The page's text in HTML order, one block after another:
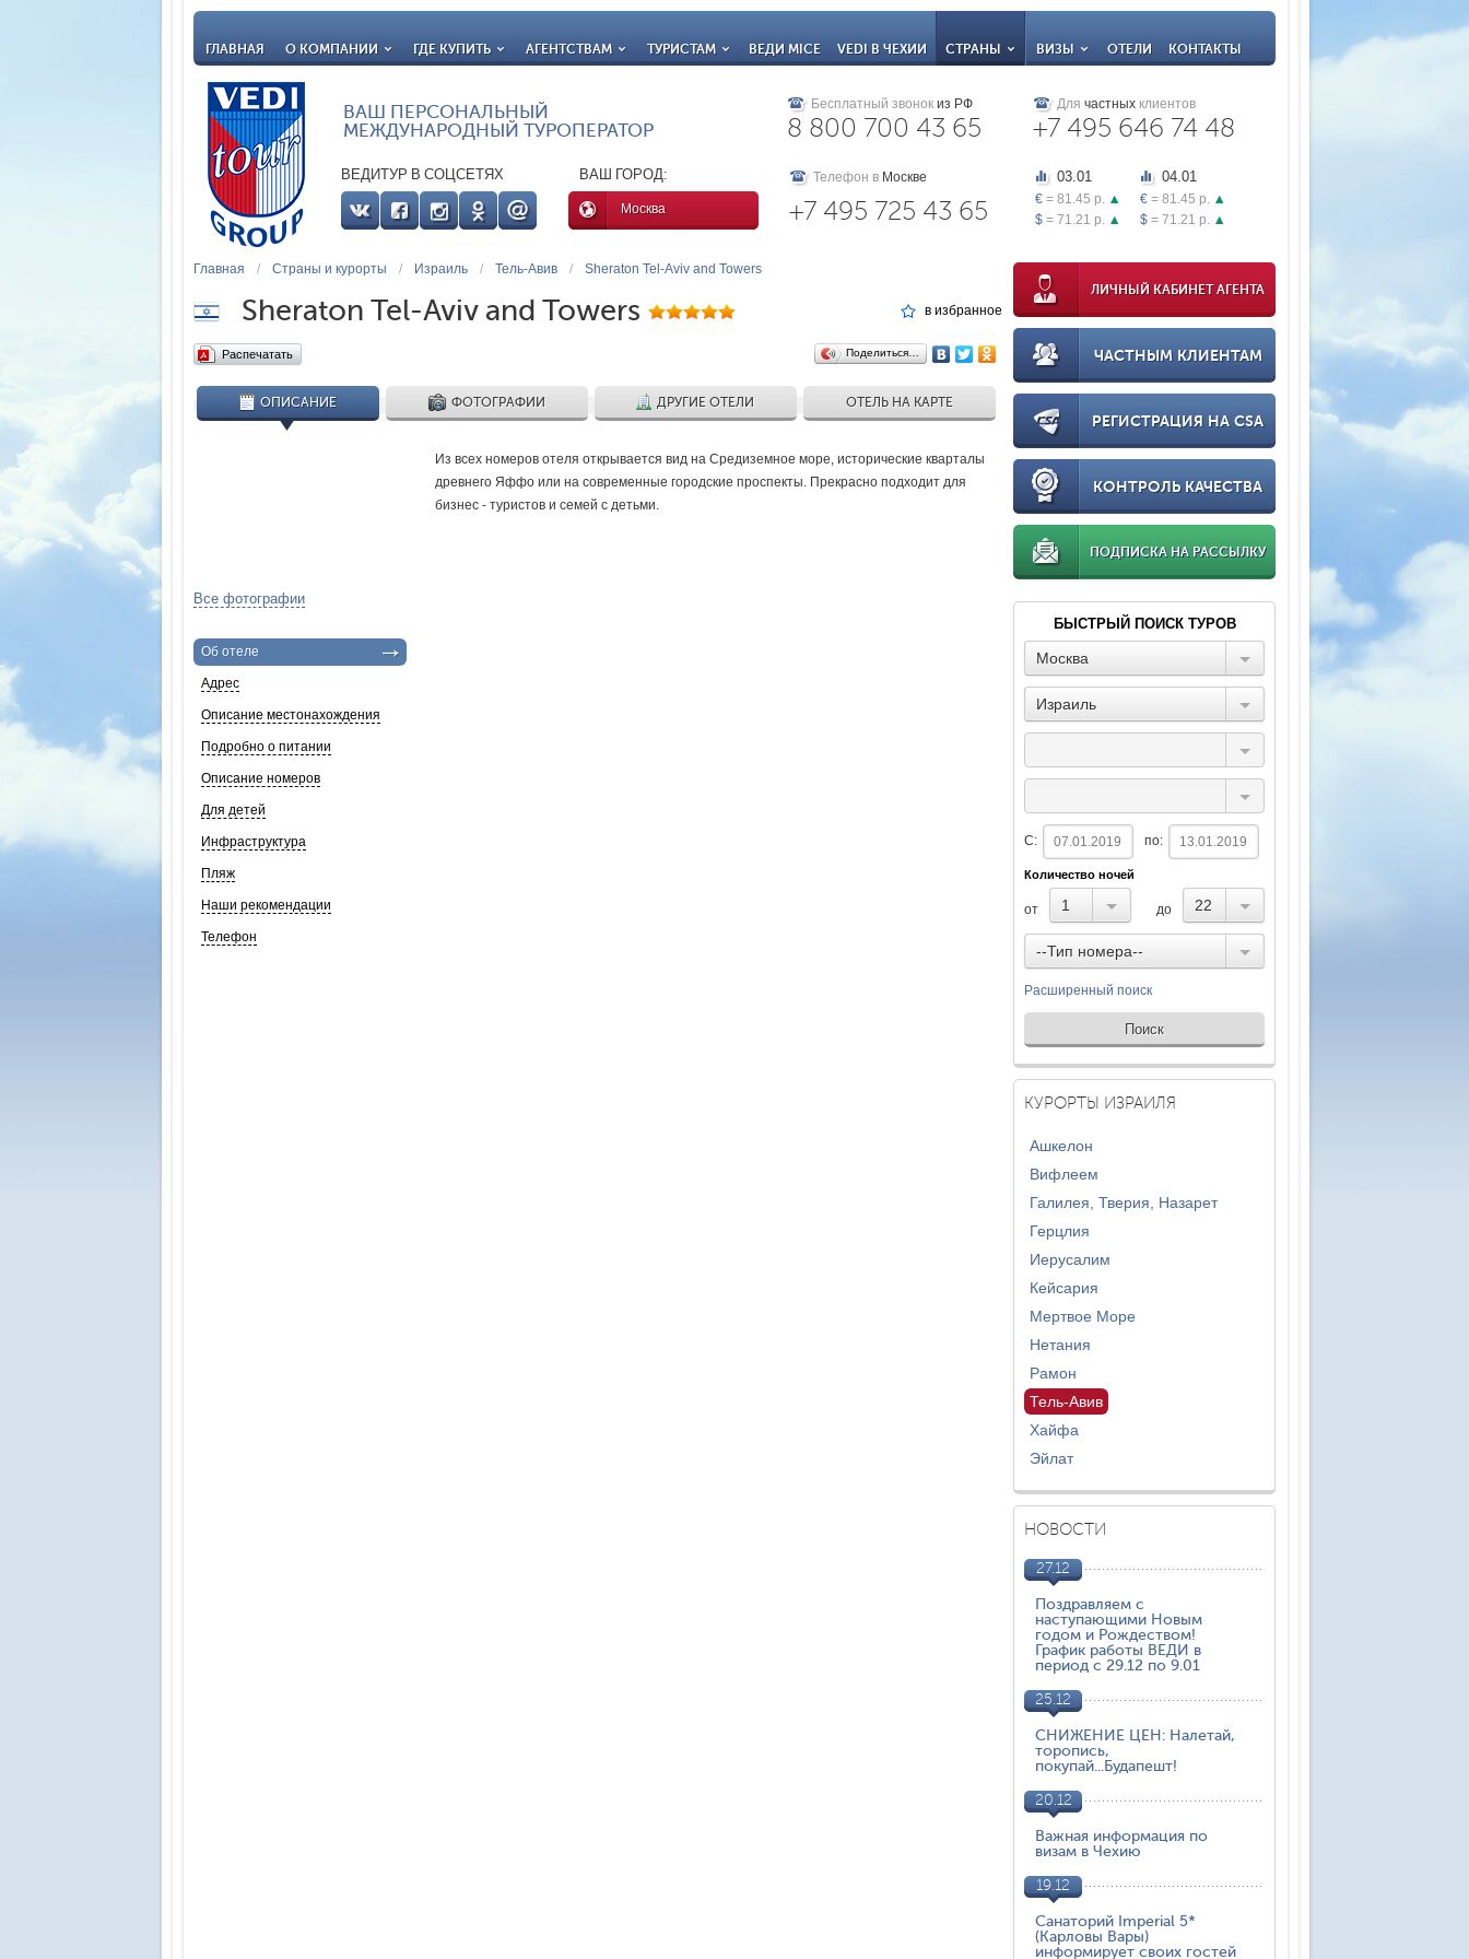
ГЛАВНАЯ О КОМПАНИИ ГДЕ КУПИТЬ АГЕНТСТВАМ ТУРИСТАМ ВЕДИ MICE VEDI В ЧЕХИИ СТРАНЫ ВИЗЫ ОТЕЛИ КОНТАКТЫ
ВАШ ПЕРСОНАЛЬНЫЙ
МЕЖДУНАРОДНЫЙ ТУРОПЕРАТОР
Бесплатный звонок из РФ
8 800 700 43 65
Для частных клиентов
+7 495 646 74 48
ВЕДИТУР В СОЦСЕТЯХ ВАШ ГОРОД:
Москва
Телефон в Москве
+7 495 725 43 65
03.01
€ = 81.45 р.
$ = 71.21 р.
04.01
€ = 81.45 р.
$ = 71.21 р.
Главная / Страны и курорты / Израиль / Тель-Авив / Sheraton Tel-Aviv and Towers
Sheraton Tel-Aviv and Towers в избранное
Распечатать Поделиться…
ОПИСАНИЕ ФОТОГРАФИИ ДРУГИЕ ОТЕЛИ ОТЕЛЬ НА КАРТЕ
Все фотографии
Об отеле
Адрес
Описание местонахождения
Подробно о питании
Описание номеров
Для детей
Инфраструктура
Пляж
Наши рекомендации
Телефон
Из всех номеров отеля открывается вид на Средиземное море, исторические кварталы
древнего Яффо или на современные городские проспекты. Прекрасно подходит для
бизнес - туристов и семей с детьми.
ЛИЧНЫЙ КАБИНЕТ АГЕНТА
ЧАСТНЫМ КЛИЕНТАМ
РЕГИСТРАЦИЯ НА CSA
КОНТРОЛЬ КАЧЕСТВА
ПОДПИСКА НА РАССЫЛКУ
БЫСТРЫЙ ПОИСК ТУРОВ
Москва
Израиль
С: по:
Количество ночей
от 1 до 22
--Тип номера--
Расширенный поиск
КУРОРТЫ ИЗРАИЛЯ
Ашкелон
Вифлеем
Галилея, Тверия, Назарет
Герцлия
Иерусалим
Кейсария
Мертвое Море
Нетания
Рамон
Тель-Авив
Хайфа
Эйлат
НОВОСТИ
27.12
Поздравляем с
наступающими Новым
годом и Рождеством!
График работы ВЕДИ в
период с 29.12 по 9.01
25.12
СНИЖЕНИЕ ЦЕН: Налетай,
торопись,
покупай...Будапешт!
20.12
Важная информация по
визам в Чехию
19.12
Санаторий Imperial 5*
(Карловы Вары)
информирует своих гостей